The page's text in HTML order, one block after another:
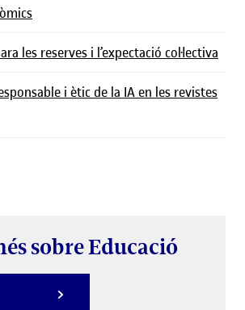
les reserves i l’expectació col·lectiva
i ètic de la IA en les revistes
sobre Educació